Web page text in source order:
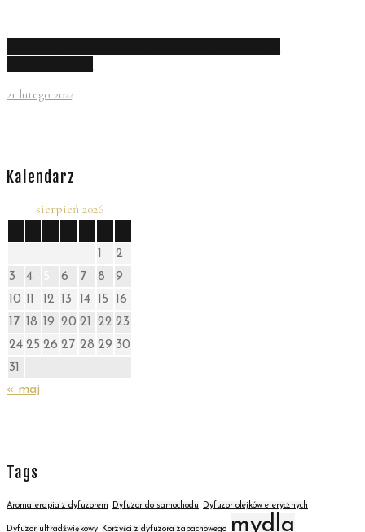
21 lutego 2024
Kalendarz
sierpień 2026
2
3
4 6 7 8
9
10
12 13 14 15
16
17
18 19 20 21 22 23
24 25 26 27 28 29 30
31
« maj
Tags
Aromaterapia z dyfuzorem Dyfuzor do samochodu Dyfuzor olejków eterycznych
Dyfuzor ultradźwiękowy Korzyści z dyfuzora zapachowego mydla